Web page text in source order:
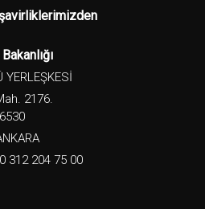
YERLEŞKESİ
2176.
312 204 75 00